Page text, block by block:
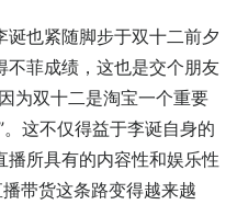
也紧随脚步于双十二前夕
不菲成绩，这也是交个朋友
为双十二是淘宝一个重要
。这不仅得益于李诞自身的
所具有的内容性和娱乐性
带货这条路变得越来越